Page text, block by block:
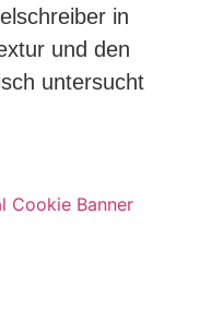
in
und den
untersucht
Cookie Banner